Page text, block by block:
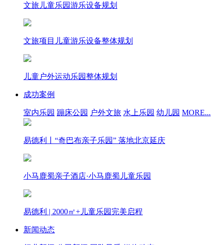
文旅儿童乐园游乐设备规划
文旅项目儿童游乐设备整体规划
儿童户外运动乐园整体规划
成功案例
室内乐园 蹦床公园 户外文旅 水上乐园 幼儿园 MORE...
易德利丨“奇巴布亲子乐园” 落地北京延庆
小马鹿蜀亲子酒店·小马鹿蜀儿童乐园
易德利 | 2000㎡+儿童乐园完美启程
新闻动态